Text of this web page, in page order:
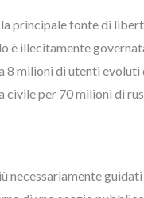
principale fonte di
è illecitamente
milioni di utenti evoluti
civile per 70 milioni di
necessariamente